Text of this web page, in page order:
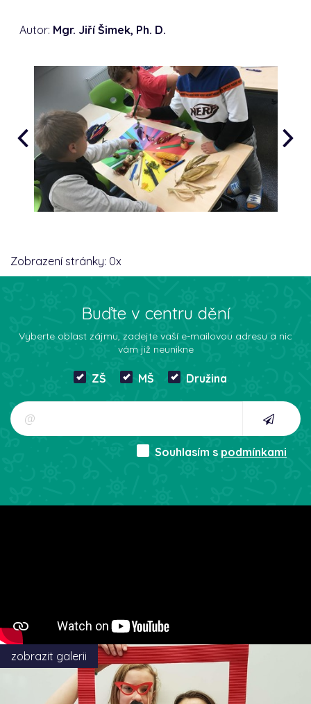
Autor: Mgr. Jiří Šimek, Ph. D.
Zobrazení stránky: 0x
Buďte v centru dění
Vyberte oblast zájmu, zadejte vaší e-mailovou adresu a nic
vám již neunikne
ZŠ MŠ Družina
Souhlasím s podmínkami
zobrazit galerii